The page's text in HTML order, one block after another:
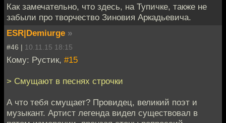
Как замечательно, что здесь, на Тупичке, также не
забыли про творчество Зиновия Аркадьевича.
ESR|Demiurge »
#46 | 10.11.15 18:15
Кому: Рустик, #15
> Смущают в песнях строчки
А что тебя смущает? Провидец, великий поэт и
музыкант. Артист легенда видел существовал в